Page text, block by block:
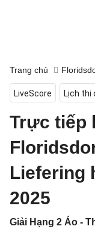
Trang chủ
LiveScore Lịch thi
Trực tiếp
Liefering
2025
Giải Hạng 2 Áo -